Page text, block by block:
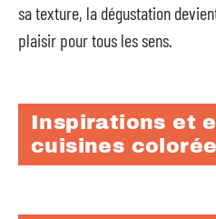
sa texture, la dégustation
plaisir pour tous les sens.
Inspirations et
cuisines